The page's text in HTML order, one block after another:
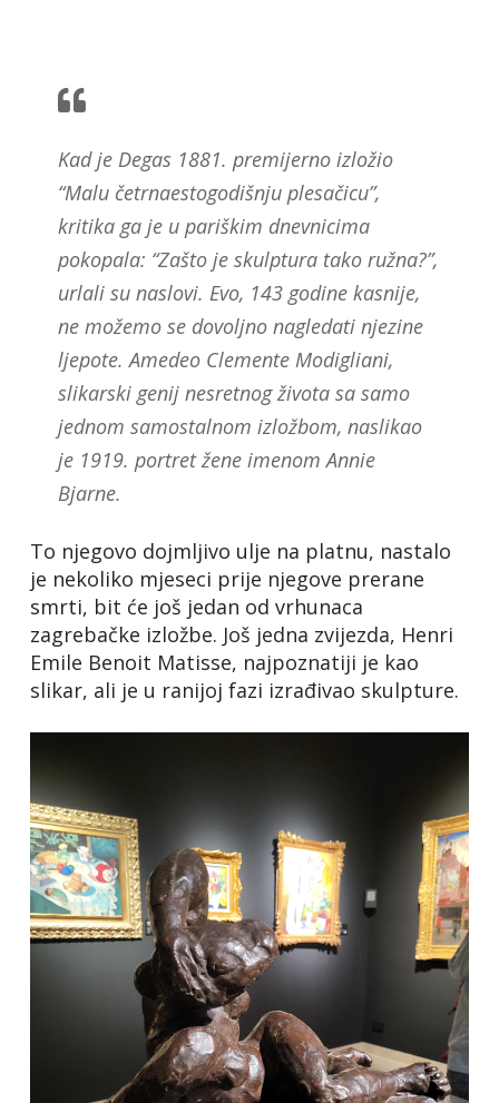
Kad je Degas 1881. premijerno izložio
“Malu četrnaestogodišnju plesačicu”,
kritika ga je u pariškim dnevnicima
pokopala: “Zašto je skulptura tako ružna?”,
urlali su naslovi. Evo, 143 godine kasnije,
ne možemo se dovoljno nagledati njezine
ljepote. Amedeo Clemente Modigliani,
slikarski genij nesretnog života sa samo
jednom samostalnom izložbom, naslikao
je 1919. portret žene imenom Annie
Bjarne.
To njegovo dojmljivo ulje na platnu, nastalo
je nekoliko mjeseci prije njegove prerane
smrti, bit će još jedan od vrhunaca
zagrebačke izložbe. Još jedna zvijezda, Henri
Emile Benoit Matisse, najpoznatiji je kao
slikar, ali je u ranijoj fazi izrađivao skulpture.